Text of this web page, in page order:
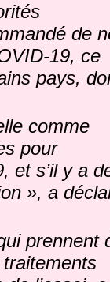
de
19, ce
pays,
comme
pour
et s’il y a
», a
prennent